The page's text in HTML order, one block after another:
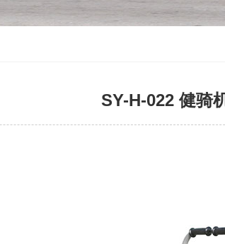
SY-H-022 健骑